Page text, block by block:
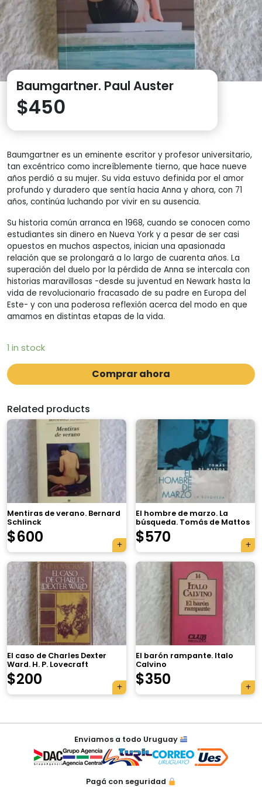
Baumgartner. Paul Auster
$450
Baumgartner es un eminente escritor y profesor universitario,
tan excéntrico como increíblemente tierno, que hace nueve
años perdió a su mujer. Su vida estuvo definida por el amor
profundo y duradero que sentía hacia Anna y ahora, con 71
años, continúa luchando por vivir en su ausencia.
Su historia común arranca en 1968, cuando se conocen como
estudiantes sin dinero en Nueva York y a pesar de ser casi
opuestos en muchos aspectos, inician una apasionada
relación que se prolongará a lo largo de cuarenta años. La
superación del duelo por la pérdida de Anna se intercala con
historias maravillosas -desde su juventud en Newark hasta la
vida de revolucionario fracasado de su padre en Europa del
Este- y con una poderosa reflexión acerca del modo en que
amamos en distintas etapas de la vida.
1 in stock
Comprar ahora
Related products
Mentiras de verano. Bernard
Schlinck
$600
El hombre de marzo. La
búsqueda. Tomás de Mattos
$570
El caso de Charles Dexter
Ward. H. P. Lovecraft
$200
El barón rampante. Italo
Calvino
$350
Navegación
entradas
Enviamos a todo Uruguay
Pagá con seguridad
×
Tu carrito está vacío.
automáticamente.